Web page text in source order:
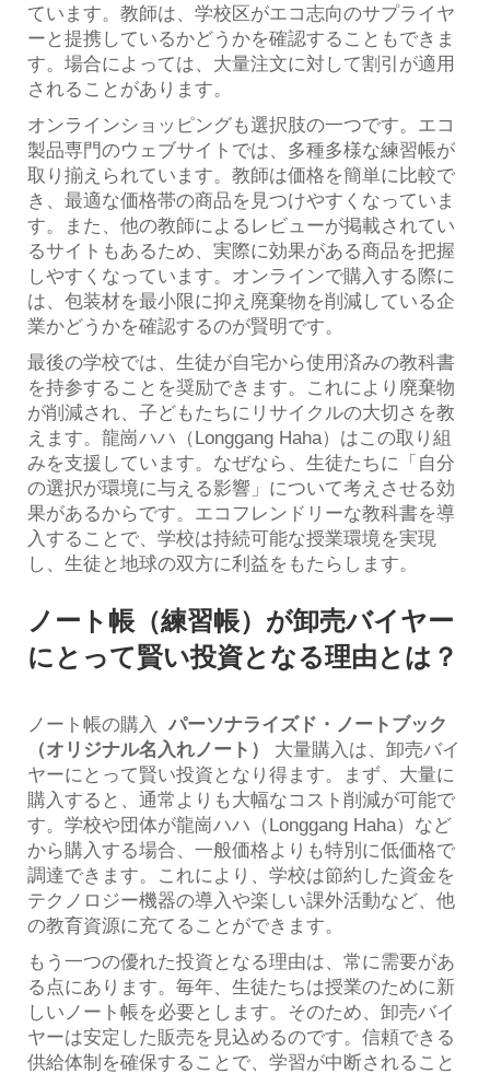
ています。教師は、学校区がエコ志向のサプライヤ
ーと提携しているかどうかを確認することもできま
す。場合によっては、大量注文に対して割引が適用
されることがあります。
オンラインショッピングも選択肢の一つです。エコ
製品専門のウェブサイトでは、多種多様な練習帳が
取り揃えられています。教師は価格を簡単に比較で
き、最適な価格帯の商品を見つけやすくなっていま
す。また、他の教師によるレビューが掲載されてい
るサイトもあるため、実際に効果がある商品を把握
しやすくなっています。オンラインで購入する際に
は、包装材を最小限に抑え廃棄物を削減している企
業かどうかを確認するのが賢明です。
最後の学校では、生徒が自宅から使用済みの教科書
を持参することを奨励できます。これにより廃棄物
が削減され、子どもたちにリサイクルの大切さを教
えます。龍崗ハハ（Longgang Haha）はこの取り組
みを支援しています。なぜなら、生徒たちに「自分
の選択が環境に与える影響」について考えさせる効
果があるからです。エコフレンドリーな教科書を導
入することで、学校は持続可能な授業環境を実現
し、生徒と地球の双方に利益をもたらします。
ノート帳（練習帳）が卸売バイヤー
にとって賢い投資となる理由とは？
ノート帳の購入
パーソナライズド・ノートブック
（オリジナル名入れノート） 大量購入は、卸売バイ
ヤーにとって賢い投資となり得ます。まず、大量に
購入すると、通常よりも大幅なコスト削減が可能で
す。学校や団体が龍崗ハハ（Longgang Haha）など
から購入する場合、一般価格よりも特別に低価格で
調達できます。これにより、学校は節約した資金を
テクノロジー機器の導入や楽しい課外活動など、他
の教育資源に充てることができます。
もう一つの優れた投資となる理由は、常に需要があ
る点にあります。毎年、生徒たちは授業のために新
しいノート帳を必要とします。そのため、卸売バイ
ヤーは安定した販売を見込めるのです。信頼できる
供給体制を確保することで、学習が中断されること